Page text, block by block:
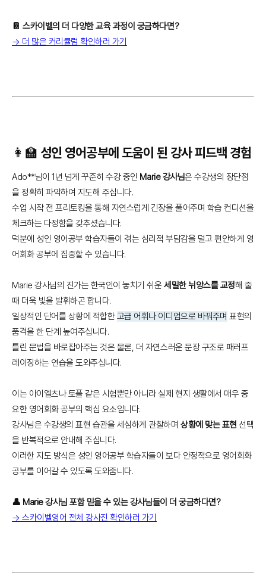
📔 스카이벨의 더 다양한 교육 과정이 궁금하다면?
→ 더 많은 커리큘럼 확인하러 가기
👩‍🏫 성인 영어공부에 도움이 된 강사 피드백 경험
Ado**님이 1년 넘게 꾸준히 수강 중인 Marie 강사님은 수강생의 장단점
을 정확히 파악하여 지도해 주십니다.
수업 시작 전 프리토킹을 통해 자연스럽게 긴장을 풀어주며 학습 컨디션을
체크하는 다정함을 갖추셨습니다.
덕분에 성인 영어공부 학습자들이 겪는 심리적 부담감을 덜고 편안하게 영
어회화 공부에 집중할 수 있습니다.
Marie 강사님의 진가는 한국인이 놓치기 쉬운세밀한 뉘앙스를 교정해 줄
때 더욱 빛을 발휘하곤 합니다.
일상적인 단어를 상황에 적합한 고급 어휘나 이디엄으로 바꿔주며 표현의
품격을 한 단계 높여주십니다.
틀린 문법을 바로잡아주는 것은 물론, 더 자연스러운 문장 구조로 패러프
레이징하는 연습을 도와주십니다.
이는 아이엘츠나 토플 같은 시험뿐만 아니라 실제 현지 생활에서 매우 중
요한 영어회화 공부의 핵심 요소입니다.
강사님은 수강생의 표현 습관을 세심하게 관찰하며상황에 맞는 표현 선택
을 반복적으로 안내해 주십니다.
이러한 지도 방식은 성인 영어공부 학습자들이 보다 안정적으로 영어회화
공부를 이어갈 수 있도록 도와줍니다.
👤 Marie 강사님 포함 믿을 수 있는 강사님들이 더 궁금하다면?
→ 스카이벨영어 전체 강사진 확인하러 가기